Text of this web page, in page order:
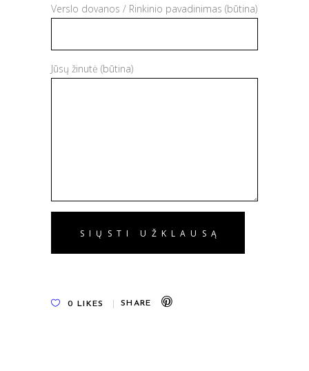
Verslo dovanos / Rinkinio pavadinimas (būtina)
Jūsų žinutė (būtina)
0 LIKES